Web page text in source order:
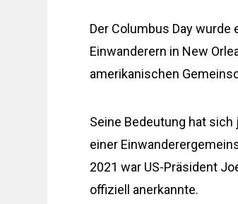
Der Columbus Day
Einwanderern in New
amerikanischen
Seine Bedeutung hat
einer
2021 war US-Präsident
offiziell anerkannte.